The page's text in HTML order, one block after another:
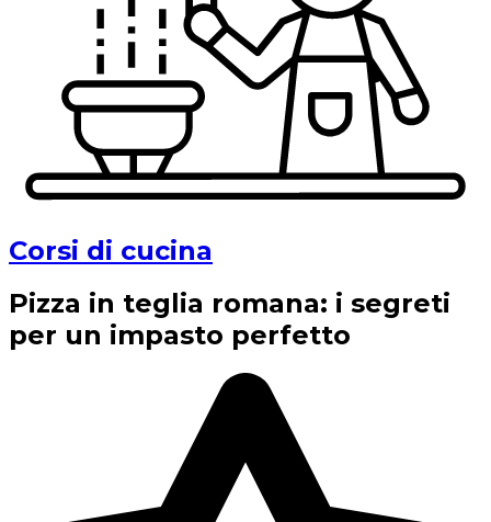
Corsi di cucina
Pizza in teglia romana: i segreti
per un impasto perfetto